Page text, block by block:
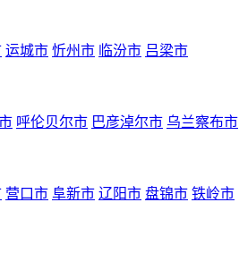
运城市 忻州市 临汾市 吕梁市
呼伦贝尔市 巴彦淖尔市 乌兰察布市
营口市 阜新市 辽阳市 盘锦市 铁岭市